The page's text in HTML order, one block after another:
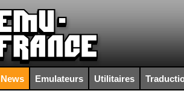
News Emulateurs Utilitaires